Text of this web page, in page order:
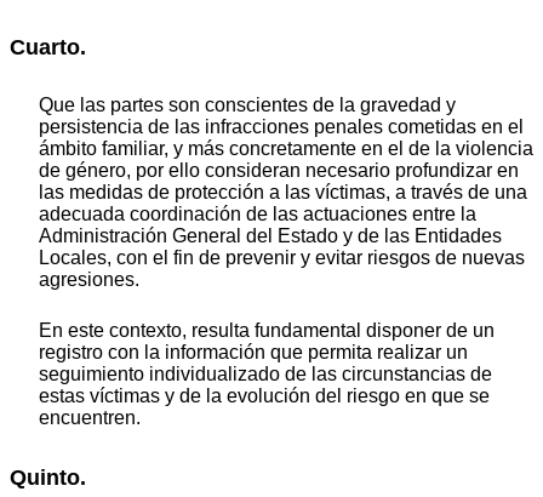
Cuarto.
Que las partes son conscientes de la gravedad y
persistencia de las infracciones penales cometidas en el
ámbito familiar, y más concretamente en el de la violencia
de género, por ello consideran necesario profundizar en
las medidas de protección a las víctimas, a través de una
adecuada coordinación de las actuaciones entre la
Administración General del Estado y de las Entidades
Locales, con el fin de prevenir y evitar riesgos de nuevas
agresiones.
En este contexto, resulta fundamental disponer de un
registro con la información que permita realizar un
seguimiento individualizado de las circunstancias de
estas víctimas y de la evolución del riesgo en que se
encuentren.
Quinto.